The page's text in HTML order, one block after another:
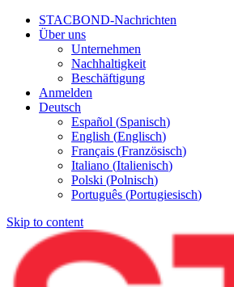
STACBOND-Nachrichten
Über uns
Unternehmen
Nachhaltigkeit
Beschäftigung
Anmelden
Deutsch
Español (Spanisch)
English (Englisch)
Français (Französisch)
Italiano (Italienisch)
Polski (Polnisch)
Português (Portugiesisch)
Skip to content